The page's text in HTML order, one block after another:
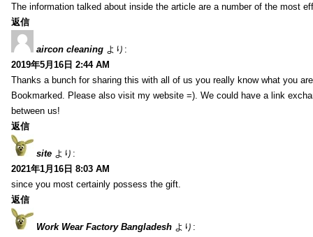
The information talked about inside the article are a number of the most
返信
aircon cleaning より:
2019年5月16日 2:44 AM
Thanks a bunch for sharing this with all of us you really know what you
Bookmarked. Please also visit my website =). We could have a link
between us!
返信
site より:
2021年1月16日 8:03 AM
since you most certainly possess the gift.
返信
Work Wear Factory Bangladesh より: